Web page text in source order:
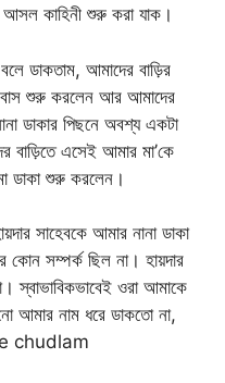
কাহিনী শুরু করা যাক।
ডাকতাম, আমাদের বাড়ির
শুরু করলেন আর আমাদের
ডাকার পিছনে অবশ্য একটা
বাড়িতে এসেই আমার মা’কে
ডাকা শুরু করলেন।
সাহেবকে আমার নানা ডাকা
সম্পর্ক ছিল না। হায়দার
স্বাভাবিকভাবেই ওরা আমাকে
আমার নাম ধরে ডাকতো না,
chudlam